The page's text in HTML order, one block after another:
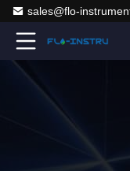
sales@flo-